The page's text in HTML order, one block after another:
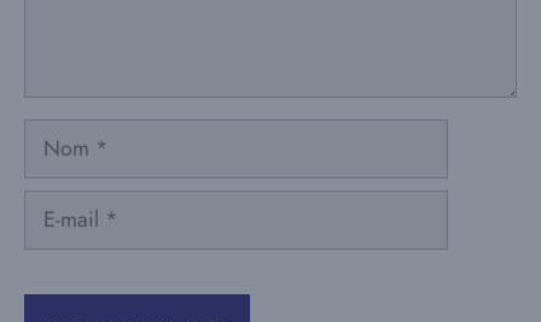
Nom
mail